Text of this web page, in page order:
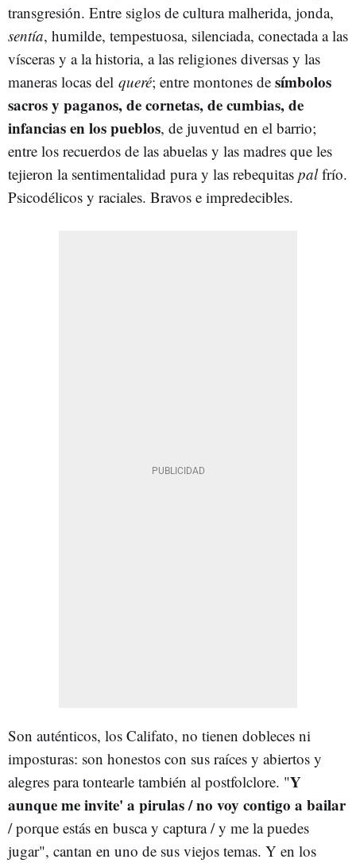
transgresión. Entre siglos de cultura malherida, jonda,
sentía, humilde, tempestuosa, silenciada, conectada a las
vísceras y a la historia, a las religiones diversas y las
maneras locas del queré; entre montones de símbolos
sacros y paganos, de cornetas, de cumbias, de
infancias en los pueblos, de juventud en el barrio;
entre los recuerdos de las abuelas y las madres que les
tejieron la sentimentalidad pura y las rebequitas palfrío.
Psicodélicos y raciales. Bravos e impredecibles.
Son auténticos, los Califato, no tienen dobleces ni
imposturas: son honestos con sus raíces y abiertos y
alegres para tontearle también al postfolclore. "Y
aunque me invite' a pirulas / no voy contigo a bailar
/ porque estás en busca y captura / y me la puedes
jugar", cantan en uno de sus viejos temas. Y en los